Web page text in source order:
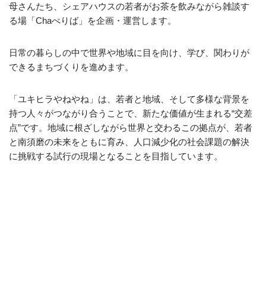
母さんたち、シェアハウスの若者がお茶を飲みながら雑談す
る場「Chaべりば」を企画・運営します。
日常の暮らしの中で世界や地域に目を向け、学び、関わりが
できるまちづくりを進めます。
「ユキヒラやねやね」は、若者と地域、そして多様な背景を
持つ人々がつながり合うことで、新たな価値が生まれる“交差
点”です。地域に根ざしながら世界と交わるこの拠点が、若者
と南須磨の未来をともに育み、人口減少化の社会課題の解決
に挑戦する試行の現場となることを目指しています。